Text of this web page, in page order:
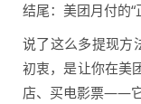
结尾：美团月付的“
说了这么多提现方
初衷，是让你在美
店、买电影票——它